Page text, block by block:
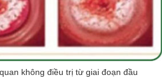
không điều trị từ giai đoạn đầu